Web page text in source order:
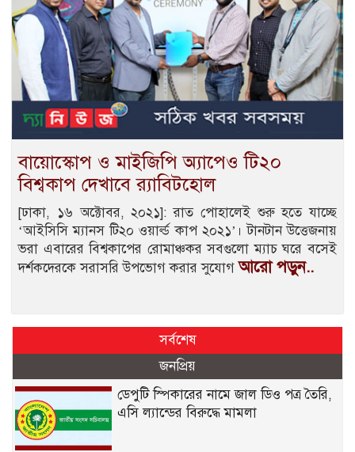
বায়োস্কোপ ও মাইজিপি অ্যাপেও টি২০
বিশ্বকাপ দেখাবে র‌্যাবিটহোল
[ঢাকা, ১৬ অক্টোবর, ২০২১]: রাত পোহালেই শুরু হতে যাচ্ছে
‘আইসিসি ম্যানস টি২০ ওয়ার্ল্ড কাপ ২০২১’। টানটান উত্তেজনায়
ভরা এবারের বিশ্বকাপের রোমাঞ্চকর সবগুলো ম্যাচ ঘরে বসেই
দর্শকদেরকে সরাসরি উপভোগ করার সুযোগআরো পড়ুন..
সর্বশেষ
জনপ্রিয়
ডেপুটি স্পিকারের নামে জাল ডিও পত্র তৈরি,
এসি ল্যান্ডের বিরুদ্ধে মামলা